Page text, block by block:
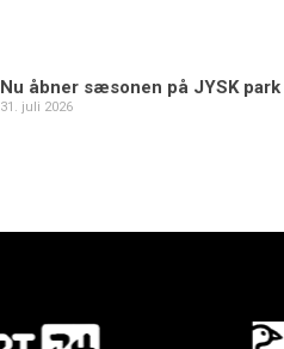
Nu åbner sæsonen på JYSK park
31. juli 2026